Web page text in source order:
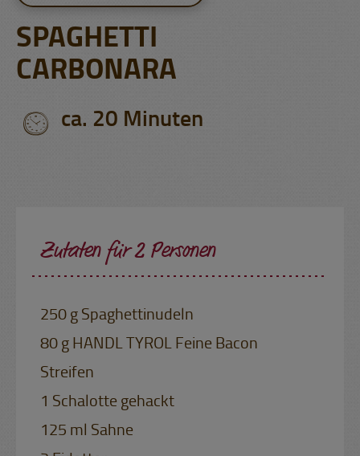
SPAGHETTI
CARBONARA
ca. 20 Minuten
Zutaten für 2 Personen
250 g Spaghettinudeln
80 g HANDL TYROL Feine Bacon
Streifen
1 Schalotte gehackt
125 ml Sahne